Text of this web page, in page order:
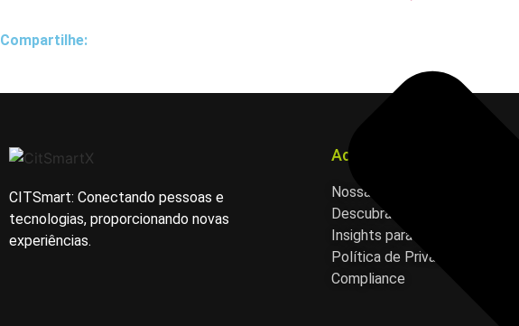
Compartilhe:
CITSmart: Conectando pessoas e
tecnologias, proporcionando novas
experiências.
Acesso Rápido
Nossas Soluções
Descubra nossos Serviços
Insights para você!
Política de Privacidade
Compliance